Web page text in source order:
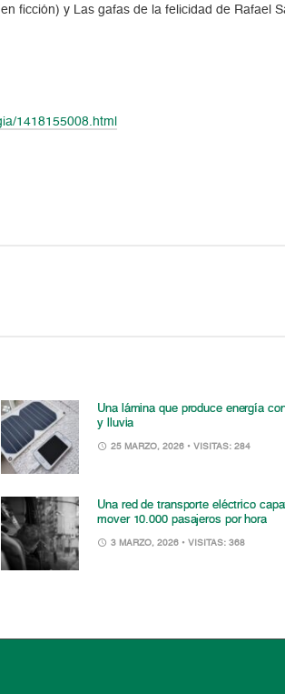
ficción) y Las gafas de la felicidad de Rafael
1418155008.html
Una lámina que produce energía
y lluvia
25 MARZO, 2026 • VISITAS: 284
Una red de transporte eléctrico
mover 10.000 pasajeros por hora
3 MARZO, 2026 • VISITAS: 368